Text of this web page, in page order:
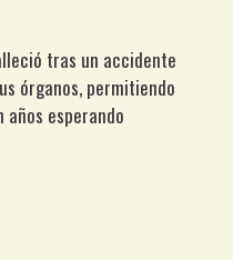
tras un accidente
órganos, permitiendo
años esperando